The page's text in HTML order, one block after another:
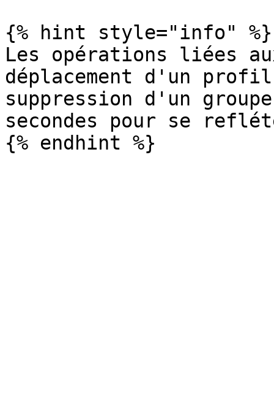
{% hint style="info" %}
Les opérations liées
déplacement d'un
suppression d'un
secondes pour se